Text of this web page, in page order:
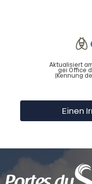
Aktualisiert
gei Office
(Kennung
Einen